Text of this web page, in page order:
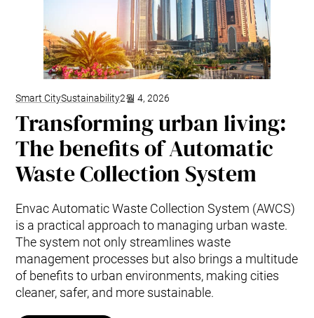
Smart CitySustainability2월 4, 2026
Transforming urban living:
The benefits of Automatic
Waste Collection System
Envac Automatic Waste Collection System (AWCS)
is a practical approach to managing urban waste.
The system not only streamlines waste
management processes but also brings a multitude
of benefits to urban environments, making cities
cleaner, safer, and more sustainable.